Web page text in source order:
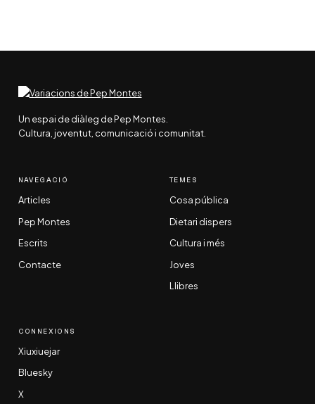
LLOBREGAT
Un espai de diàleg de Pep Montes.
Cultura, joventut, comunicació i comunitat.
NAVEGACIÓ
Articles
Pep Montes
Escrits
Contacte
TEMES
Cosa pública
Dietari dispers
Cultura i més
Joves
Llibres
CONNEXIONS
Xiuxiuejar
Bluesky
X